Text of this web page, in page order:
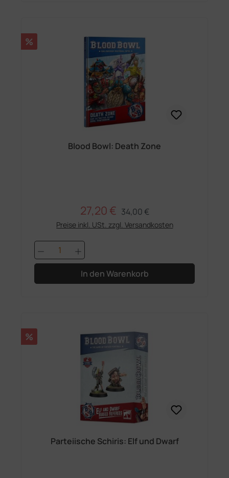
Rabatt
%
Blood Bowl: Death Zone
Verkaufspreis:
27,20 € Regulärer Preis:
34,00 €
Preise inkl. USt. zzgl. Versandkosten
Produkt Anzahl: Gib den
In den Warenkorb
Rabatt
%
Parteiische Schiris: Elf und Dwarf